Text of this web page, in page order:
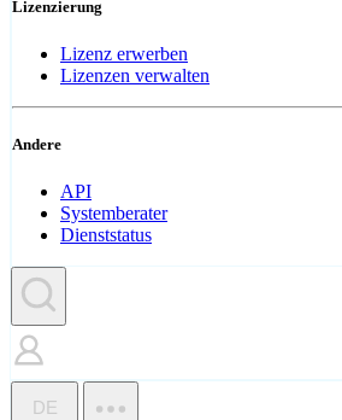
Lizenzierung
Lizenz erwerben
Lizenzen verwalten
Andere
API
Systemberater
Dienststatus
DE